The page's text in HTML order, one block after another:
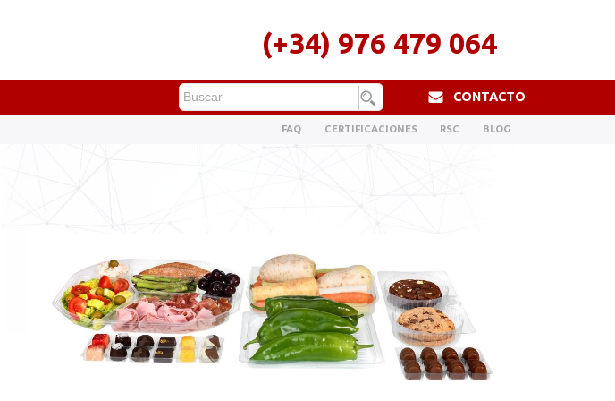
(+34) 976 479 064
CONTACTO
FAQ CERTIFICACIONES RSC BLOG